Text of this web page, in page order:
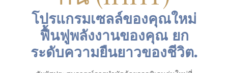
โปรแกรมเซลล์ของคุณใหม่
ฟื้นฟูพลังงานของคุณ ยก
ระดับความยืนยาวของชีวิต.